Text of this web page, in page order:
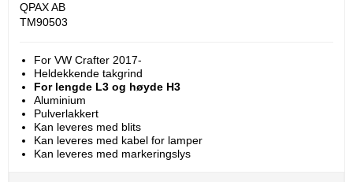
QPAX AB
TM90503
For VW Crafter 2017-
Heldekkende takgrind
For lengde L3 og høyde H3
Aluminium
Pulverlakkert
Kan leveres med blits
Kan leveres med kabel for lamper
Kan leveres med markeringslys